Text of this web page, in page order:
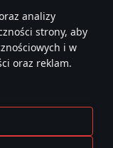
analizy
strony, aby
i w
oraz reklam.
Ustawienia plików cookie